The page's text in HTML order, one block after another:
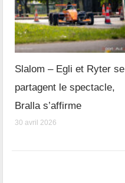
Slalom – Egli et Ryter se
partagent le spectacle,
Bralla s’affirme
30 avril 2026